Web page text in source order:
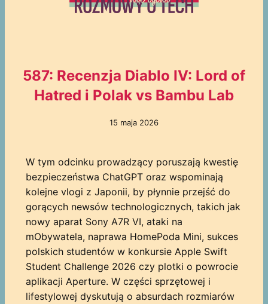
587: Recenzja Diablo IV: Lord of
Hatred i Polak vs Bambu Lab
15 maja 2026
W tym odcinku prowadzący poruszają kwestię
bezpieczeństwa ChatGPT oraz wspominają
kolejne vlogi z Japonii, by płynnie przejść do
gorących newsów technologicznych, takich jak
nowy aparat Sony A7R VI, ataki na
mObywatela, naprawa HomePoda Mini, sukces
polskich studentów w konkursie Apple Swift
Student Challenge 2026 czy plotki o powrocie
aplikacji Aperture. W części sprzętowej i
lifestylowej dyskutują o absurdach rozmiarów